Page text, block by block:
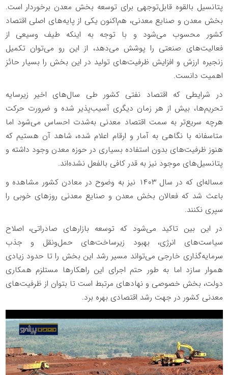
پتانسیل بالقوه‌ قابل‌توجهی برای توسعه بخش معدن برخوردار است.
بخش معدن و صنایع معدنی، هم‌اکنون یکی از پایه‌های اصلی اقتصاد
کشور محسوب می‌شود و با توجه به اینکه طیف وسیعی از
فعالیت‌های صنعتی را پوشش می‌دهد، از این رو می‌توان تکمیل
زنجیره ارزش و افزایش ظرفیت‌های تولید در این بخش را بسیار حائز
اهمیت دانست.
در شرایطی که اقتصاد نفتی کشور طی سال‌های اخیر زیرسایه
تحریم‌ها، بیش از هر زمان دیگری آسیب‌پذیر شده و ضرورت حرکت
هرچه سریع‌تر به سمت اقتصاد معدنی به‌شدت احساس می‌شود اما
متاسفانه با نگاهی به آمار و ارقام اعلام شده، شاهد آن هستیم که
هنوز ظرفیت‌های بدون استفاده بسیاری در حوزه معدن وجود داشته و
پتانسیل‌های موجود نیز به قدر کافی بالفعل نشده‌اند.
مساله‌ای که در سال ۱۴۰۳ نیز به وضوح در معادن کشور مشاهده و
باعث شد که فعالان بخش معدن و صنایع معدنی روزهای خوبی را
سپری نکنند.
در این بین تاکید می‌شود که توسعه بازارهای صادراتی، اصلاح
سیاست‌های انرژی، بهبود زیرساخت‌های حمل‌ونقل و جذب
سرمایه‌گذاری خارجی می‌تواند مسیر رشد این بخش را تا حدود زیادی
هموار سازد اما به طور حتم اجرای این راهکارها مستلزم همکاری
دولت، بخش خصوصی و نهادهای مرتبط است تا بتوان از ظرفیت‌های
معدنی کشور در جهت رشد اقتصادی بهره برد.